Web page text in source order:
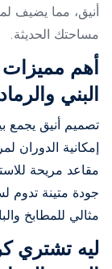
أنيق، مما يضيف
مساحتك الحديثة.
أهم مميزات
البني
تصميم أنيق يجمع
إمكانية الدوران
مقاعد مريحة
جودة متينة تدوم
مثالي للمطابخ
ليه تشتري